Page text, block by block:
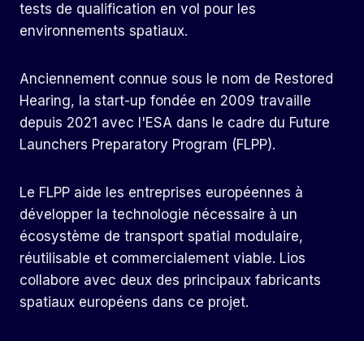
tests de qualification en vol pour les
environnements spatiaux.
Anciennement connue sous le nom de Restored
Hearing, la start-up fondée en 2009 travaille
depuis 2021 avec l'ESA dans le cadre du Future
Launchers Preparatory Program (FLPP).
Le FLPP aide les entreprises européennes à
développer la technologie nécessaire à un
écosystème de transport spatial modulaire,
réutilisable et commercialement viable. Lios
collabore avec deux des principaux fabricants
spatiaux européens dans ce projet.